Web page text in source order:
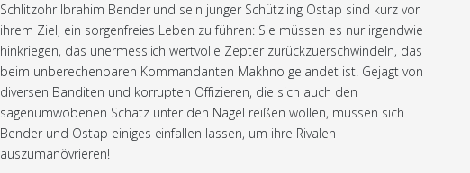
Schlitzohr Ibrahim Bender und sein junger Schützling Ostap sind kurz vor
ihrem Ziel, ein sorgenfreies Leben zu führen: Sie müssen es nur irgendwie
hinkriegen, das unermesslich wertvolle Zepter zurückzuerschwindeln, das
beim unberechenbaren Kommandanten Makhno gelandet ist. Gejagt von
diversen Banditen und korrupten Offizieren, die sich auch den
sagenumwobenen Schatz unter den Nagel reißen wollen, müssen sich
Bender und Ostap einiges einfallen lassen, um ihre Rivalen
auszumanövrieren!